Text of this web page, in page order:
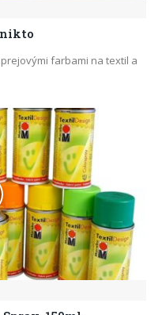
farbami na textil a